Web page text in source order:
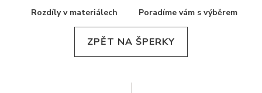
Rozdíly v materiálech Poradíme vám s výběrem
ZPĚT NA ŠPERKY